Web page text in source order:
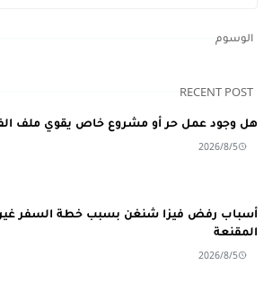
الوسوم
RECENT POST
هل وجود عمل حر أو مشروع خاص يقوي ملف
2026/8/5
أسباب رفض فيزا شنغن بسبب خطة السفر غير
المقنعة
2026/8/5